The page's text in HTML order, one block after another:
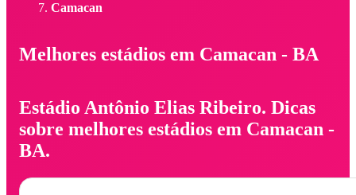
Camacan
Melhores estádios em Camacan - BA
Estádio Antônio Elias Ribeiro. Dicas
sobre melhores estádios em Camacan -
BA.